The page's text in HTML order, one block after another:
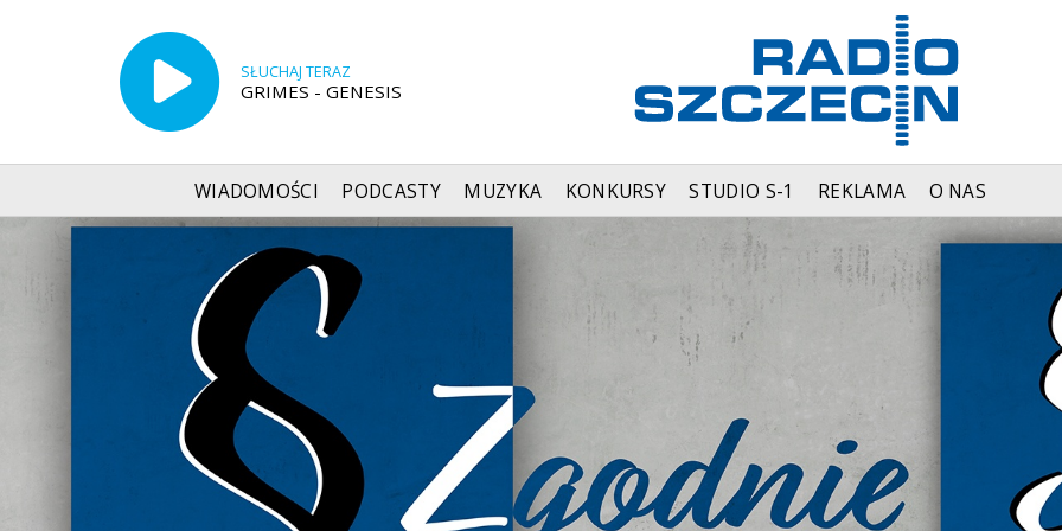
SŁUCHAJ TERAZ
GRIMES - GENESIS
WIADOMOŚCI PODCASTY MUZYKA KONKURSY STUDIO S-1 REKLAMA O NAS